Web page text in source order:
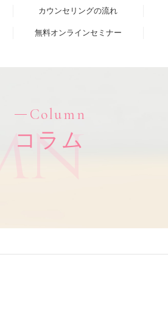
カウンセリングの流れ
無料オンラインセミナー
Column
コラム